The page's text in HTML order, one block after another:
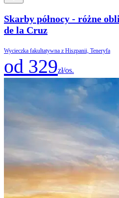
Skarby północy - różne
de la Cruz
Wycieczka fakultatywna z Hiszpanii, Teneryfa
od 329zł/os.